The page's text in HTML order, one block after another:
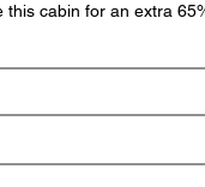
this cabin for an extra